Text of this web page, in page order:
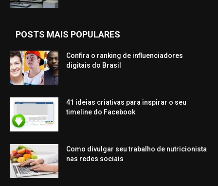
POSTS MAIS POPULARES
Confira o ranking de influenciadores
digitais do Brasil
41 ideias criativas para inspirar o seu
timeline do Facebook
Como divulgar seu trabalho de nutricionista
nas redes sociais